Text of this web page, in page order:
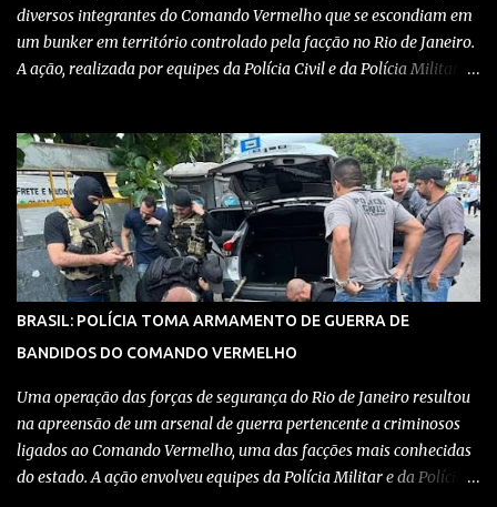
diversos integrantes do Comando Vermelho que se escondiam em
um bunker em território controlado pela facção no Rio de Janeiro.
A ação, realizada por equipes da Polícia Civil e da Polícia Militar,
de coordenar atividades criminosas na região. Confira detalhes no
vídeo: Clique aqui para ter acesso ao livro O Brasil e a pandemia de
absurdos, escrito por juristas, economistas, jornalistas e
profissionais da saúde conservadores sobre os absurdos
praticados durante a pandemia de Covid-19, como tiranias,
campanhas anticientíficas, atos de corrupção,
inconstitucionalidades por notáveis autoridades, fraudes e muito
perseguidos por políticos e seus assessores nos grupos de
WhatsApp! Garanta acesso ao nosso conteúdo clicando aqui , para
entrar no grupo do Whats...
BRASIL: POLÍCIA TOMA ARMAMENTO DE GUERRA DE
BANDIDOS DO COMANDO VERMELHO
Uma operação das forças de segurança do Rio de Janeiro resultou
na apreensão de um arsenal de guerra pertencente a criminosos
ligados ao Comando Vermelho, uma das facções mais conhecidas
do estado. A ação envolveu equipes da Polícia Militar e da Polícia